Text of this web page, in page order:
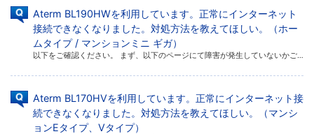
Aterm BL190HWを利用しています。正常にインターネット
接続できなくなりました。対処方法を教えてほしい。（ホー
ムタイプ / マンションミニ ギガ）
以下をご確認ください。 まず、以下のページにて障害が発生していないかご確認ください。 トラブル / メンテナンス情報 障害が発生していない場合は、以下をご確認ください。 ■ BL190HWランプ点灯状態 （正面） 機器の […]
Aterm BL170HVを利用しています。正常にインターネット接
続できなくなりました。対処方法を教えてほしい。（マンシ
ョンEタイプ、Vタイプ）